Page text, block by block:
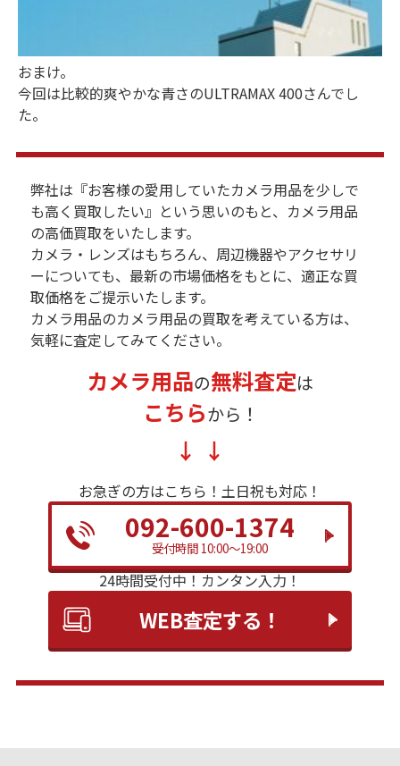
おまけ。
今回は比較的爽やかな青さのULTRAMAX 400さんでし
た。
弊社は『お客様の愛用していたカメラ用品を少しで
も高く買取したい』という思いのもと、カメラ用品
の高価買取をいたします。
カメラ・レンズはもちろん、周辺機器やアクセサリ
ーについても、最新の市場価格をもとに、適正な買
取価格をご提示いたします。
カメラ用品のカメラ用品の買取を考えている方は、
気軽に査定してみてください。
カメラ用品の無料査定は
こちらから！
お急ぎの方はこちら！ 土日祝も対応！
092-600-1374
受付時間 10:00～19:00
24時間受付中！ カンタン入力！
WEB査定する！